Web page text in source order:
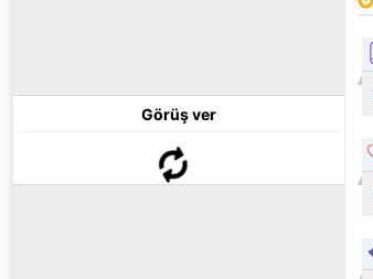
Görüş ver